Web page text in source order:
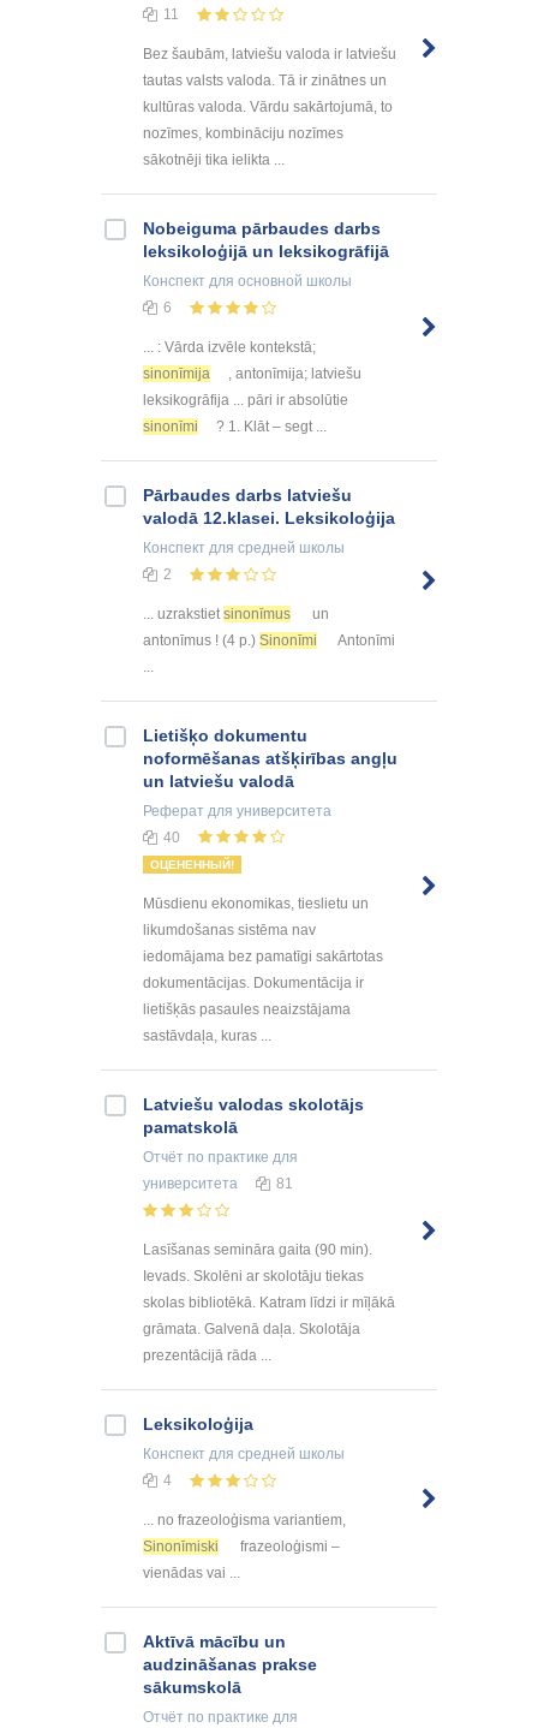
11
Bez šaubām, latviešu valoda ir latviešu
tautas valsts valoda. Tā ir zinātnes un
kultūras valoda. Vārdu sakārtojumā, to
nozīmes, kombināciju nozīmes
sākotnēji tika ielikta ...
Nobeiguma pārbaudes darbs
leksikoloģijā un leksikogrāfijā
Конспект для основной школы
6
... : Vārda izvēle kontekstā;
sinonīmija
, antonīmija; latviešu
leksikogrāfija ... pāri ir absolūtie
sinonīmi
? 1. Klāt – segt ...
Pārbaudes darbs latviešu
valodā 12.klasei. Leksikoloģija
Конспект для средней школы
2
... uzrakstiet sinonīmus
un
antonīmus ! (4 p.) Sinonīmi
Antonīmi
Lietišķo dokumentu
noformēšanas atšķirības angļu
un latviešu valodā
Реферат для университета
40
ОЦЕНЕННЫЙ!
Mūsdienu ekonomikas, tieslietu un
likumdošanas sistēma nav
iedomājama bez pamatīgi sakārtotas
dokumentācijas. Dokumentācija ir
lietišķās pasaules neaizstājama
sastāvdaļa, kuras ...
Latviešu valodas skolotājs
pamatskolā
Отчёт по практике для
университета
81
Lasīšanas semināra gaita (90 min).
Ievads. Skolēni ar skolotāju tiekas
skolas bibliotēkā. Katram līdzi ir mīļākā
grāmata. Galvenā daļa. Skolotāja
prezentācijā rāda ...
Leksikoloģija
Конспект для средней школы
4
... no frazeoloģisma variantiem,
Sinonīmiski
frazeoloģismi –
vienādas vai ...
Aktīvā mācību un
audzināšanas prakse
sākumskolā
Отчёт по практике для